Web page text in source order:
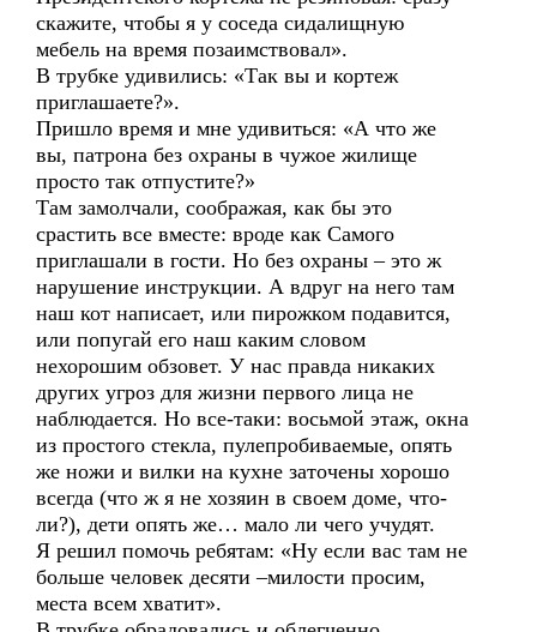
скажите, чтобы я у соседа сидалищную
мебель на время позаимствовал».
В трубке удивились: «Так вы и кортеж
приглашаете?».
Пришло время и мне удивиться: «А что же
вы, патрона без охраны в чужое жилище
просто так отпустите?»
Там замолчали, соображая, как бы это
срастить все вместе: вроде как Самого
приглашали в гости. Но без охраны – это ж
нарушение инструкции. А вдруг на него там
наш кот написает, или пирожком подавится,
или попугай его наш каким словом
нехорошим обзовет. У нас правда никаких
других угроз для жизни первого лица не
наблюдается. Но все-таки: восьмой этаж, окна
из простого стекла, пулепробиваемые, опять
же ножи и вилки на кухне заточены хорошо
всегда (что ж я не хозяин в своем доме, что-
ли?), дети опять же… мало ли чего учудят.
Я решил помочь ребятам: «Ну если вас там не
больше человек десяти –милости просим,
места всем хватит».